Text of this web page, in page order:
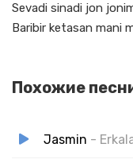
Sevadi sinadi jon
Baribir ketasan mani
Похожие
Jasmin -